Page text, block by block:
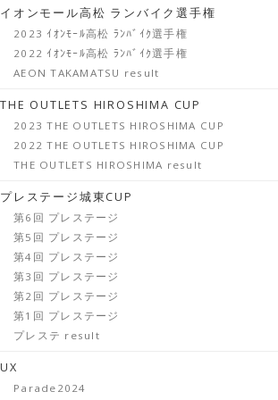
イオンモール高松 ランバイク選手権
2023 ｲｵﾝﾓｰﾙ高松 ﾗﾝﾊﾞｲｸ選手権
2022 ｲｵﾝﾓｰﾙ高松 ﾗﾝﾊﾞｲｸ選手権
AEON TAKAMATSU result
THE OUTLETS HIROSHIMA CUP
2023 THE OUTLETS HIROSHIMA CUP
2022 THE OUTLETS HIROSHIMA CUP
THE OUTLETS HIROSHIMA result
プレステージ城東CUP
第6回 プレステージ
第5回 プレステージ
第4回 プレステージ
第3回 プレステージ
第2回 プレステージ
第1回 プレステージ
プレステ result
UX
Parade2024